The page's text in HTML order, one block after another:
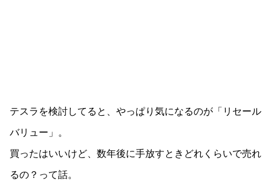
テスラを検討してると、やっぱり気になるのが「リセール
バリュー」。
買ったはいいけど、数年後に手放すときどれくらいで売れ
るの？って話。